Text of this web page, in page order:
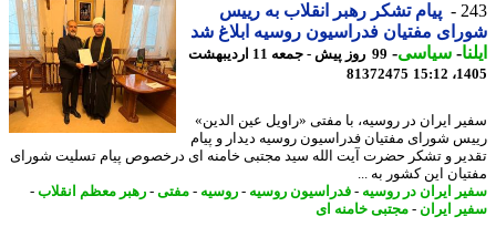
پیام تشکر رهبر انقلاب به رییس
مفتیان فدراسیون روسیه ابلاغ شد
-سیاسی-
99 روز پیش - جمعه 11 اردیبهشت
81372475
ایران در روسیه، با مفتی «راویل عین الدین»
شورای مفتیان فدراسیون روسیه دیدار و پیام
و تشکر حضرت آیت الله سید مجتبی خامنه ای درخصوص پیام تسلیت شورای
این کشور به ...
ایران در روسیه-فدراسیون روسیه-روسیه-مفتی-رهبر معظم انقلاب-
ایران - مجتبی خامنه ای